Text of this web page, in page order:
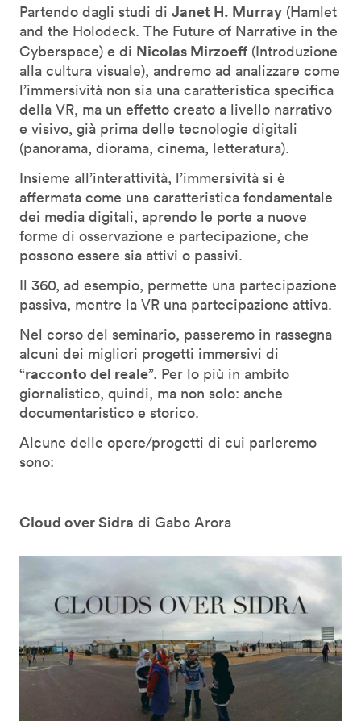
Partendo dagli studi di Janet H. Murray (Hamlet
and the Holodeck. The Future of Narrative in the
Cyberspace) e di Nicolas Mirzoeff (Introduzione
alla cultura visuale), andremo ad analizzare come
l’immersività non sia una caratteristica specifica
della VR, ma un effetto creato a livello narrativo
e visivo, già prima delle tecnologie digitali
(panorama, diorama, cinema, letteratura).
Insieme all’interattività, l’immersività si è
affermata come una caratteristica fondamentale
dei media digitali, aprendo le porte a nuove
forme di osservazione e partecipazione, che
possono essere sia attivi o passivi.
Il 360, ad esempio, permette una partecipazione
passiva, mentre la VR una partecipazione attiva.
Nel corso del seminario, passeremo in rassegna
alcuni dei migliori progetti immersivi di
“racconto del reale”. Per lo più in ambito
giornalistico, quindi, ma non solo: anche
documentaristico e storico.
Alcune delle opere/progetti di cui parleremo
sono:
Cloud over Sidra di Gabo Arora